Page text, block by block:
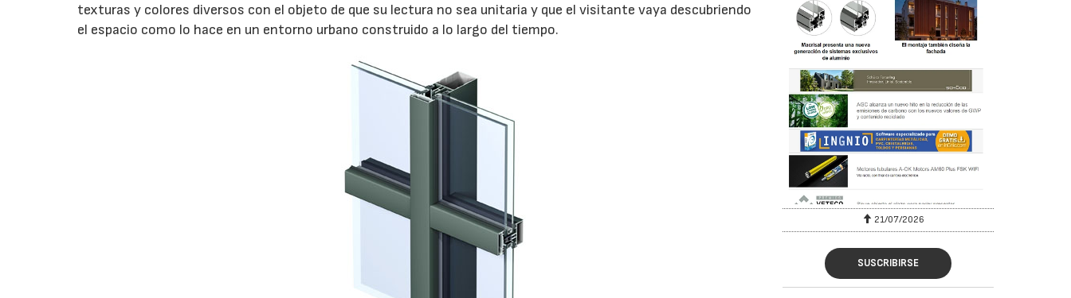
texturas y colores diversos con el objeto de que su lectura no sea unitaria y que el visitante vaya descubriendo
el espacio como lo hace en un entorno urbano construido a lo largo del tiempo.
28/07/2026
SUSCRIBIRSE